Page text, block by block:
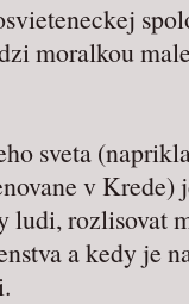
moralkou
sveta
v Krede)
ludi, rozlisovat
a kedy je